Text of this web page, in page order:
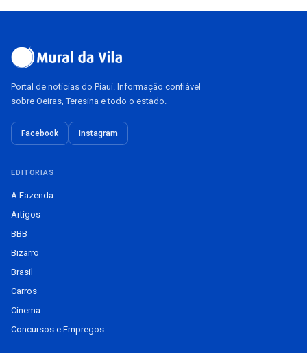
Portal de notícias do Piauí. Informação confiável
sobre Oeiras, Teresina e todo o estado.
Facebook Instagram
EDITORIAS
A Fazenda
Artigos
BBB
Bizarro
Brasil
Carros
Cinema
Concursos e Empregos